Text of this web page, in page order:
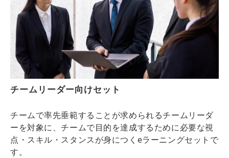
チームリーダー向けセット
チームで率先垂範することが求められるチームリーダ
ーを対象に、チームで目的を達成するために必要な視
点・スキル・スタンスが身につくeラーニングセットで
す。